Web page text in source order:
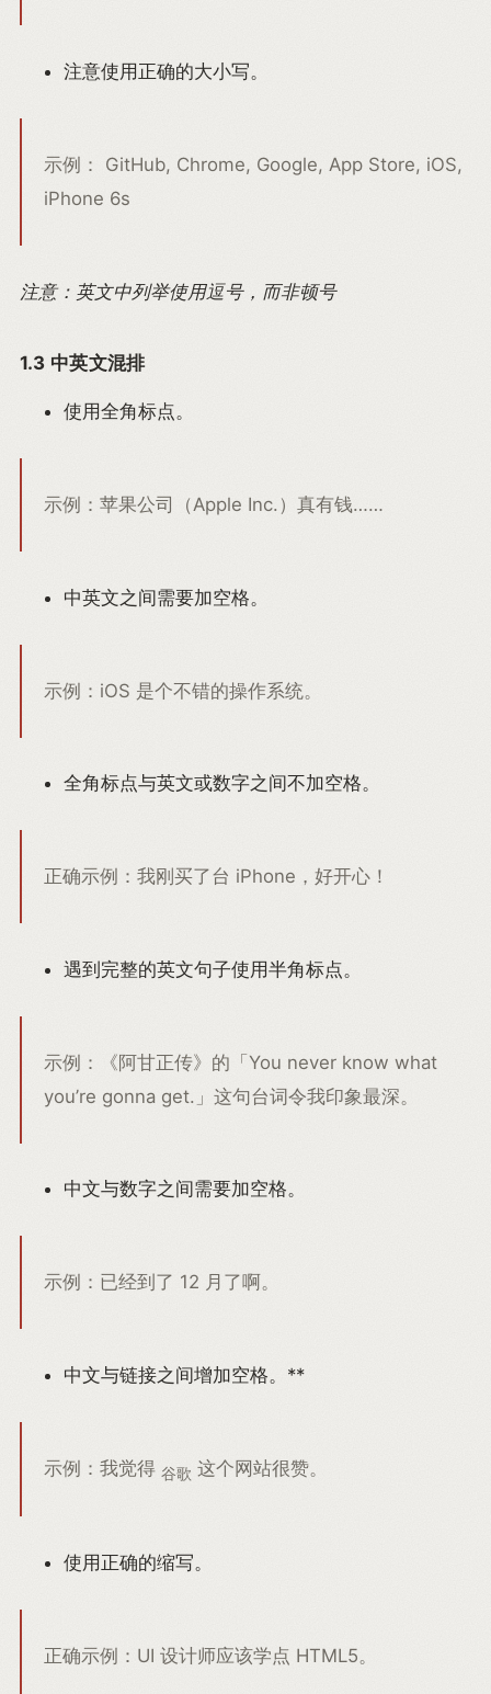
注意使用正确的大小写。
示例： GitHub, Chrome, Google, App Store, iOS,
iPhone 6s
注意：英文中列举使用逗号，而非顿号
1.3 中英文混排
使用全角标点。
示例：苹果公司（Apple Inc.）真有钱……
中英文之间需要加空格。
示例：iOS 是个不错的操作系统。
全角标点与英文或数字之间不加空格。
正确示例：我刚买了台 iPhone，好开心！
遇到完整的英文句子使用半角标点。
示例：《阿甘正传》的「You never know what
you’re gonna get.」这句台词令我印象最深。
中文与数字之间需要加空格。
示例：已经到了 12 月了啊。
中文与链接之间增加空格。**
示例：我觉得 谷歌 这个网站很赞。
使用正确的缩写。
正确示例：UI 设计师应该学点 HTML5。